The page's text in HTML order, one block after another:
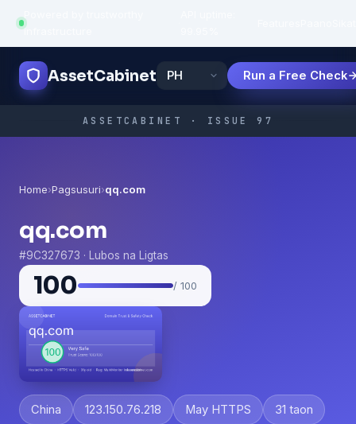
infrastructure
AssetCabinet Run a Free Check
ASSETCABINET · ISSUE 97
Home›Pagsusuri›qq.com
qq.com
#9C327673 · Lubos na Ligtas
100 / 100
China 123.150.76.218 May HTTPS 31 taon